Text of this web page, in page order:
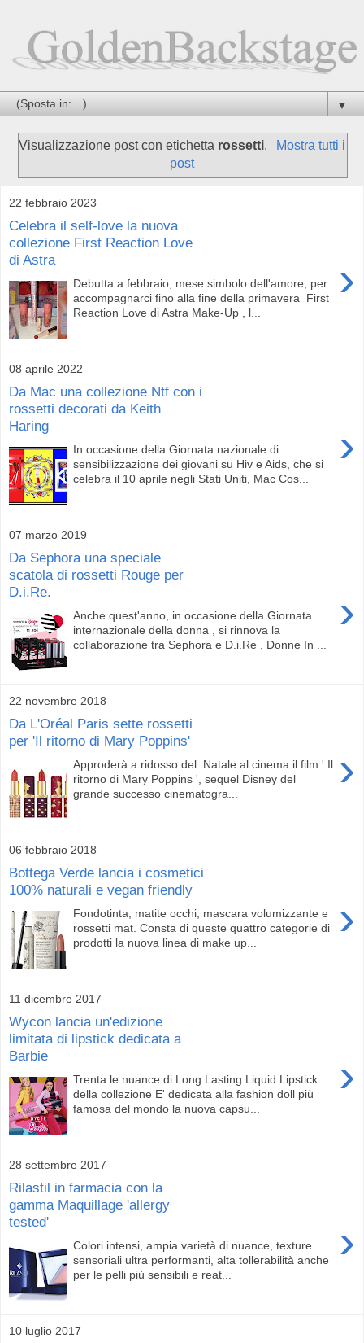
▼
Visualizzazione post con etichetta rossetti.
Mostra tutti i
post
22 febbraio 2023
Celebra il self-love la nuova
collezione First Reaction Love
di Astra
›
Debutta a febbraio, mese simbolo dell'amore, per
accompagnarci fino alla fine della primavera First
Reaction Love di Astra Make-Up , l...
08 aprile 2022
Da Mac una collezione Ntf con i
rossetti decorati da Keith
Haring
›
In occasione della Giornata nazionale di
sensibilizzazione dei giovani su Hiv e Aids, che si
celebra il 10 aprile negli Stati Uniti, Mac Cos...
07 marzo 2019
Da Sephora una speciale
scatola di rossetti Rouge per
D.i.Re.
›
Anche quest'anno, in occasione della Giornata
internazionale della donna , si rinnova la
collaborazione tra Sephora e D.i.Re , Donne In ...
22 novembre 2018
Da L'Oréal Paris sette rossetti
per 'Il ritorno di Mary Poppins'
›
Approderà a ridosso del Natale al cinema il film ' Il
ritorno di Mary Poppins ', sequel Disney del
grande successo cinematogra...
06 febbraio 2018
Bottega Verde lancia i cosmetici
100% naturali e vegan friendly
›
Fondotinta, matite occhi, mascara volumizzante e
rossetti mat. Consta di queste quattro categorie di
prodotti la nuova linea di make up...
11 dicembre 2017
Wycon lancia un'edizione
limitata di lipstick dedicata a
Barbie
›
Trenta le nuance di Long Lasting Liquid Lipstick
della collezione E' dedicata alla fashion doll più
famosa del mondo la nuova capsu...
28 settembre 2017
Rilastil in farmacia con la
gamma Maquillage 'allergy
tested'
›
Colori intensi, ampia varietà di nuance, texture
sensoriali ultra performanti, alta tollerabilità anche
per le pelli più sensibili e reat...
10 luglio 2017